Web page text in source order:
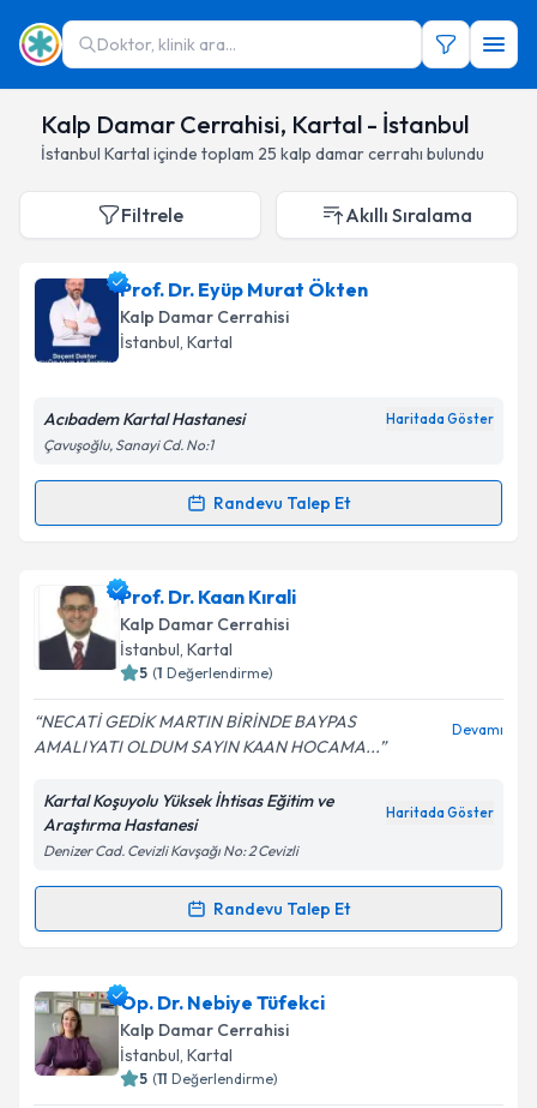
Doktor, klinik ara...
Kalp Damar Cerrahisi, Kartal - İstanbul
İstanbul Kartal içinde toplam 25 kalp damar cerrahı bulundu
Filtrele Akıllı Sıralama
Prof. Dr. Eyüp Murat Ökten
Kalp Damar Cerrahisi
İstanbul, Kartal
Acıbadem Kartal Hastanesi Haritada Göster
Çavuşoğlu, Sanayi Cd. No:1
Randevu Talep Et
Randevu Takvimi Talebi
Prof. Dr. Eyüp Murat Ökten
talebi oluşturun. Size bu uzmandan randevu almanız
için bir takvim hazırlandığında e-posta ile
bilgilendireceğiz.
E-posta Adresiniz
Kişisel verilerimin işlenmesine ilişkin
Metni'ni okudum ve kişisel verilerimin belirtilen
kapsamda işlenmesini kabul ediyorum.
Prof. Dr. Kaan Kırali
Kalp Damar Cerrahisi
İstanbul, Kartal
5 (1 Değerlendirme)
NECATİ GEDİK MARTIN BİRİNDE BAYPAS
AMALIYATI OLDUM SAYIN KAAN HOCAMA...
Devamı
Kartal Koşuyolu Yüksek İhtisas Eğitim ve
Araştırma Hastanesi
Haritada Göster
Denizer Cad. Cevizli Kavşağı No: 2 Cevizli
Randevu Talep Et
Randevu Takvimi Talebi
Prof. Dr. Kaan Kıraliiçin randevu takvimi talebi
oluşturun. Size bu uzmandan randevu almanız için bir
takvim hazırlandığında e-posta ile bilgilendireceğiz.
Op. Dr. Nebiye Tüfekci
Kalp Damar Cerrahisi
İstanbul, Kartal
5 (11 Değerlendirme)